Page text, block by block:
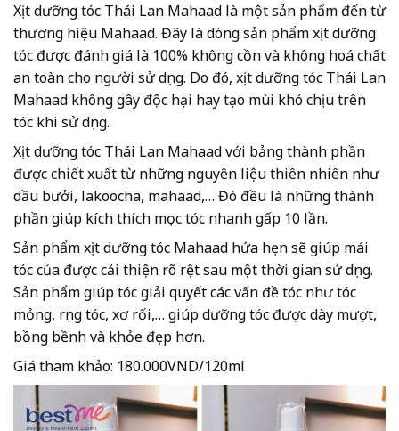
Xịt dưỡng tóc Thái Lan Mahaad là một sản phẩm đến từ
thương hiệu Mahaad. Đây là dòng sản phẩm xịt dưỡng
tóc được đánh giá là 100% không cồn và không hoá chất
an toàn cho người sử dụng. Do đó, xịt dưỡng tóc Thái Lan
Mahaad không gây độc hại hay tạo mùi khó chịu trên
tóc khi sử dụng.
Xịt dưỡng tóc Thái Lan Mahaad với bảng thành phần
được chiết xuất từ những nguyên liệu thiên nhiên như
dầu bưởi, lakoocha, mahaad,… Đó đều là những thành
phần giúp kích thích mọc tóc nhanh gấp 10 lần.
Sản phẩm xịt dưỡng tóc Mahaad hứa hẹn sẽ giúp mái
tóc của được cải thiện rõ rệt sau một thời gian sử dụng.
Sản phẩm giúp tóc giải quyết các vấn đề tóc như tóc
mỏng, rụng tóc, xơ rối,… giúp dưỡng tóc được dày mượt,
bồng bềnh và khỏe đẹp hơn.
Giá tham khảo: 180.000VND/120ml